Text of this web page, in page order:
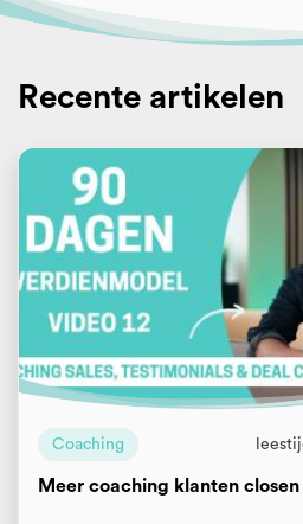
Recente artikelen
Coaching
Meer coaching klanten